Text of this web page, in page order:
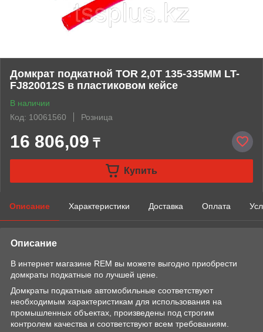
Домкрат подкатной TOR 2,0Т 135-335MM LT-
FJ820012S в пластиковом кейсе
В наличии
Код: 10061560
Розница
16 806,09 ₸
Купить
Описание Характеристики Доставка Оплата
Описание
В интернет магазине REM вы можете выгодно приобрести
домкраты подкатные по лучшей цене.
Домкраты подкатные автомобильные соответствуют
необходимым характеристикам для использования на
промышленных объектах, произведены под строгим
контролем качества и соответствуют всем требованиям.